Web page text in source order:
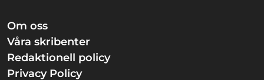
Om oss
Våra skribenter
Redaktionell policy
Privacy Policy